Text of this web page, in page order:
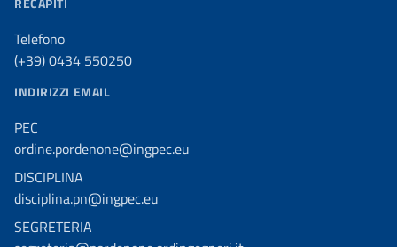
Telefono
(+39) 0434 550250
INDIRIZZI EMAIL
PEC
ordine.pordenone@ingpec.eu
DISCIPLINA
disciplina.pn@ingpec.eu
SEGRETERIA